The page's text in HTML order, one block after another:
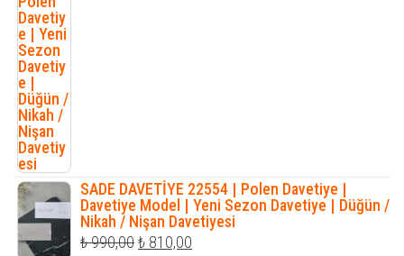
SADE DAVETİYE 22554 | Polen Davetiye |
Davetiye Model | Yeni Sezon Davetiye | Düğün /
Nikah / Nişan Davetiyesi
₺990,00Orijinal
₺ 810,00